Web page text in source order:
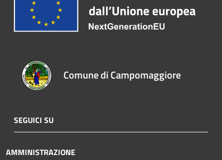
Comune di Campomaggiore
SEGUICI SU
AMMINISTRAZIONE